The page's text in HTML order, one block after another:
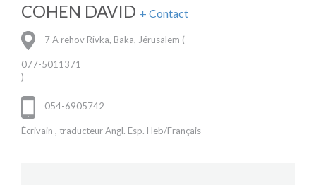
COHEN DAVID + Contact
7 A rehov Rivka, Baka, Jérusalem (
077-5011371
)
054-6905742
Écrivain , traducteur Angl. Esp. Heb/Français